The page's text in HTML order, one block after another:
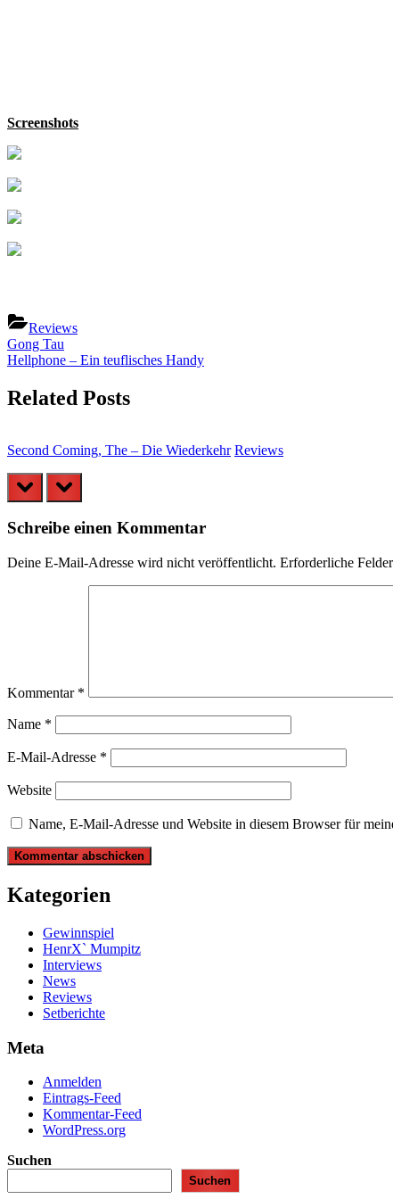
Screenshots
Reviews
Beitragsnavigation
Previous
Post:
Gong Tau
Next
Hellphone – Ein teuflisches Handy
Related Posts
Second Coming, The – Die Wiederkehr Reviews
prev next
Schreibe einen Kommentar
Deine E-Mail-Adresse wird nicht veröffentlicht. Erforderliche
Kommentar *
Name *
E-Mail-Adresse *
Website
Name, E-Mail-Adresse und Website in diesem Browser für
Kategorien
Gewinnspiel
HenrX` Mumpitz
Interviews
News
Reviews
Setberichte
Meta
Anmelden
Eintrags-Feed
Kommentar-Feed
WordPress.org
Suchen
Suchen